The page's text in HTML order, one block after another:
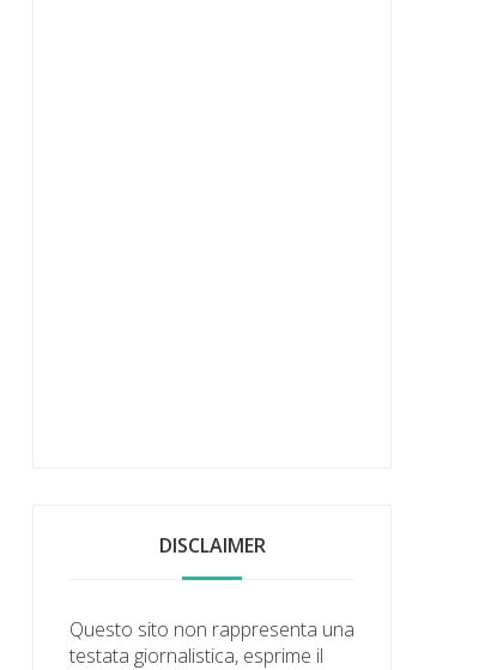
DISCLAIMER
Questo sito non rappresenta una
testata giornalistica, esprime il